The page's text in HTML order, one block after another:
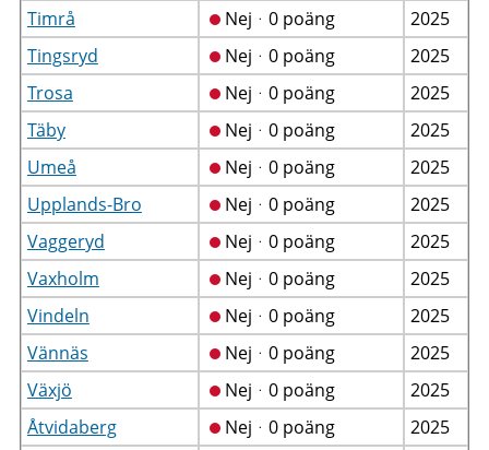
Timrå
Nejᆞ0 poäng
2025
Tingsryd
Nejᆞ0 poäng
2025
Trosa
Nejᆞ0 poäng
2025
Täby
Nejᆞ0 poäng
2025
Umeå
Nejᆞ0 poäng
2025
Upplands-Bro
Nejᆞ0 poäng
2025
Vaggeryd
Nejᆞ0 poäng
2025
Vaxholm
Nejᆞ0 poäng
2025
Vindeln
Nejᆞ0 poäng
2025
Vännäs
Nejᆞ0 poäng
2025
Växjö
Nejᆞ0 poäng
2025
Åtvidaberg
Nejᆞ0 poäng
2025